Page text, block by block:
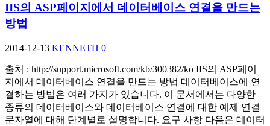
IIS의 ASP페이지에서 데이터베이스 연결을 만드는
방법
2014-12-13 KENNETH 0
출처 : http://support.microsoft.com/kb/300382/ko IIS의 ASP페이
지에서 데이터베이스 연결을 만드는 방법 데이터베이스에 연
결하는 방법은 여러 가지가 있습니다. 이 문서에서는 다양한
종류의 데이터베이스와 데이터베이스 연결에 대한 예제 연결
문자열에 대해 단계별로 설명합니다. 요구 사항 다음은 데이터